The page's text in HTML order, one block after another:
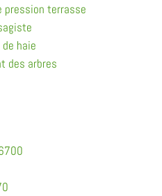
pression terrasse
haie
des arbres